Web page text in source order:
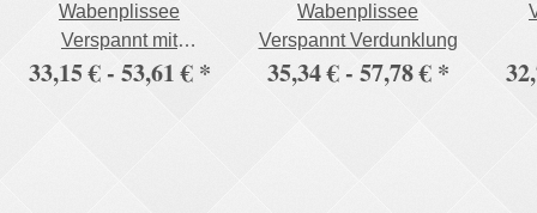
Wabenplissee
Verspannt mit
Klemmträgern ohne
33,15 € - 53,61 € *
Wabenplissee
Verspannt Verdunklung
35,34 € - 57,78 € *